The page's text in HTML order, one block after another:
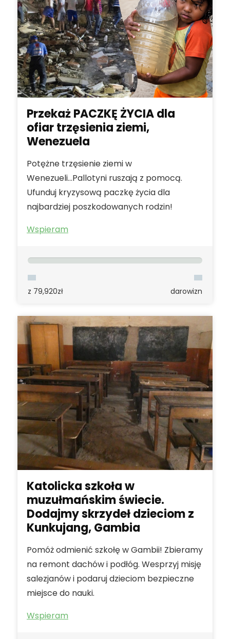
Przekaż PACZKĘ ŻYCIA dla
ofiar trzęsienia ziemi,
Wenezuela
Potężne trzęsienie ziemi w
Wenezueli...Pallotyni ruszają z pomocą.
Ufunduj kryzysową paczkę życia dla
najbardziej poszkodowanych rodzin!
Wspieram
50,926zł
z 79,920zł
246
darowizn
Katolicka szkoła w
muzułmańskim świecie.
Dodajmy skrzydeł dzieciom z
Kunkujang, Gambia
Pomóż odmienić szkołę w Gambii! Zbieramy
na remont dachów i podłóg. Wesprzyj misję
salezjanów i podaruj dzieciom bezpieczne
miejsce do nauki.
Wspieram